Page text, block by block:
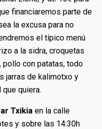
financiaremos parte de
la excusa para no
el típico menú
a la sidra, croquetas
pollo con patatas, todo
jarras de kalimotxo y
quiera.
Txikia en la calle
y sobre las 14:30h